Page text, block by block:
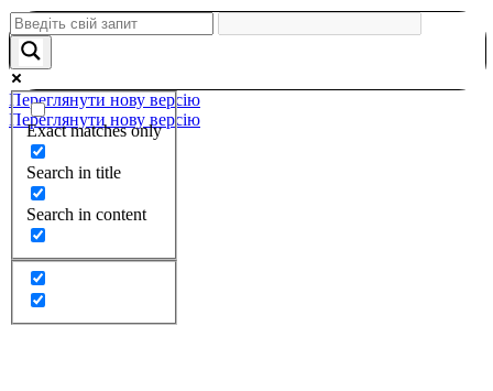
Exact matches only
Search in title
Search in content
Переглянути нову версію
Переглянути нову версію